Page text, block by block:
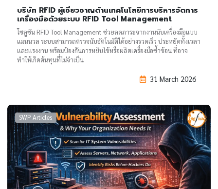
บริษัท RFID ผู้เชี่ยวชาญด้านเทคโนโลยีการบริหารจัดการ
เครื่องมือด้วยระบบ RFID Tool Management
โซลูชัน RFID Tool Management ช่วยลดภาระจากงานนับเครื่องมือแบบ
แมนนวล ระบบสามารถตรวจนับอัตโนมัติได้อย่างรวดเร็ว ประหยัดทั้งเวลา
และแรงงาน พร้อมป้องกันการหยิบใช้หรือผลิตเครื่องมือซ้ำซ้อน ที่อาจ
ทำให้เกิดต้นทุนที่ไม่จำเป็น
31 March 2026
SWP Articles